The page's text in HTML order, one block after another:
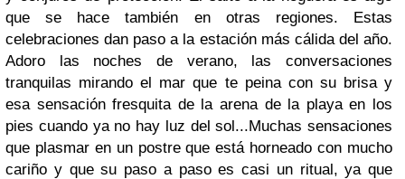
que se hace también en otras regiones. Estas
celebraciones dan paso a la estación más cálida del año.
Adoro las noches de verano, las conversaciones
tranquilas mirando el mar que te peina con su brisa y
esa sensación fresquita de la arena de la playa en los
pies cuando ya no hay luz del sol...Muchas sensaciones
que plasmar en un postre que está horneado con mucho
cariño y que su paso a paso es casi un ritual, ya que